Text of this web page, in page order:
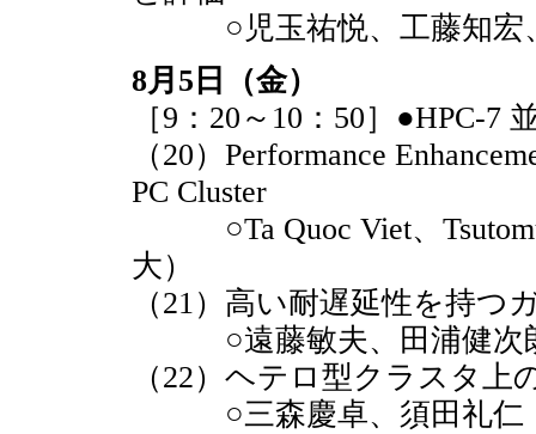
○児玉祐悦、工藤知宏、
8月5日（金）
［9：20～10：50］●HPC-7
（20）Performance
PC Cluster
○Ta Quoc Viet、Tsutomu
大）
（21）高い耐遅延性を持つ
○遠藤敏夫、田浦健次
（22）ヘテロ型クラスタ
○三森慶卓、須田礼仁